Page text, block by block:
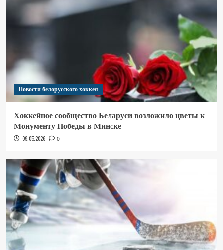
Новости белорусского хоккея
Хоккейное сообщество Беларуси возложило цветы к
Монументу Победы в Минске
09.05.2026 0